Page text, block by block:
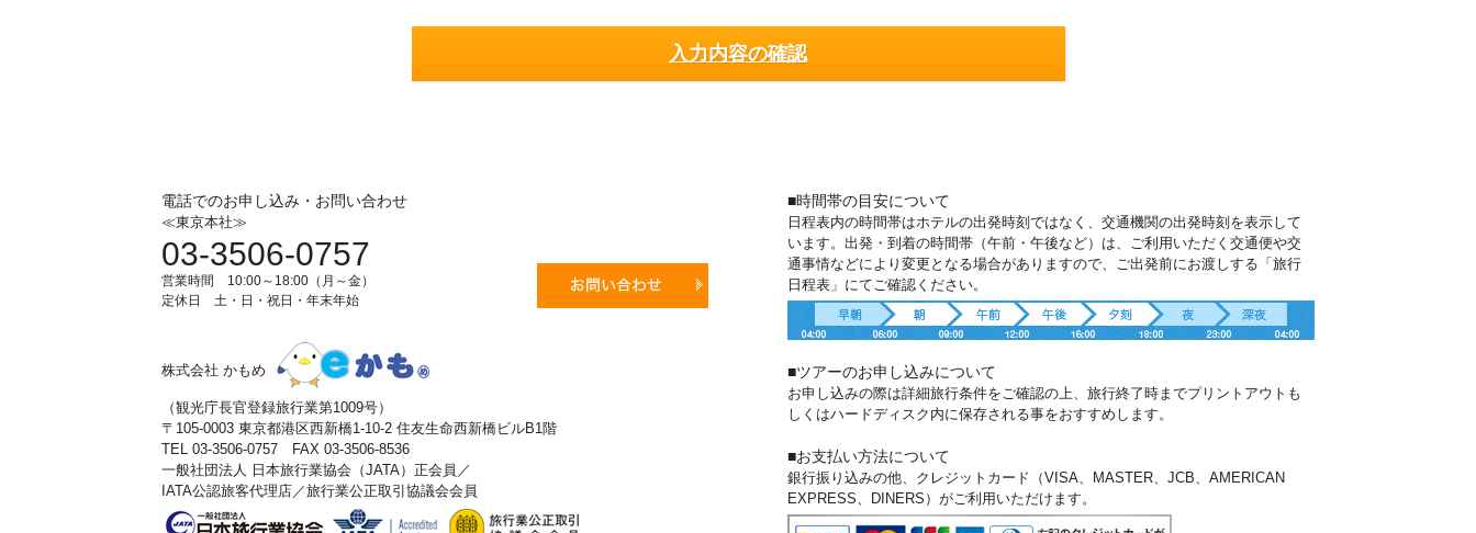
電話でのお申し込み・お問い合わせ
≪東京本社≫
03-3506-0757
営業時間 10:00～18:00（月～金）
定休日 土・日・祝日・年末年始
株式会社 かもめ
（観光庁長官登録旅行業第1009号）
〒105-0003 東京都港区西新橋1-10-2 住友生命西新橋ビルB1階
TEL 03-3506-0757 FAX 03-3506-8536
一般社団法人 日本旅行業協会（JATA）正会員／
IATA公認旅客代理店／旅行業公正取引協議会会員
■時間帯の目安について
日程表内の時間帯はホテルの出発時刻ではなく、交通機関の出発時刻を表示して
います。出発・到着の時間帯（午前・午後など）は、ご利用いただく交通便や交
通事情などにより変更となる場合がありますので、ご出発前にお渡しする「旅行
日程表」にてご確認ください。
■ツアーのお申し込みについて
お申し込みの際は詳細旅行条件をご確認の上、旅行終了時までプリントアウトも
しくはハードディスク内に保存される事をおすすめします。
■お支払い方法について
銀行振り込みの他、クレジットカード（VISA、MASTER、JCB、AMERICAN
EXPRESS、DINERS）がご利用いただけます。